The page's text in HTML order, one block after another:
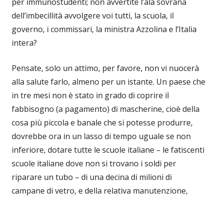
per immunostudenti; non avvertite l’ala sovrana
dell’imbecillità avvolgere voi tutti, la scuola, il
governo, i commissari, la ministra Azzolina e l’Italia
intera?
Pensate, solo un attimo, per favore, non vi nuocerà
alla salute farlo, almeno per un istante. Un paese che
in tre mesi non è stato in grado di coprire il
fabbisogno (a pagamento) di mascherine, cioè della
cosa più piccola e banale che si potesse produrre,
dovrebbe ora in un lasso di tempo uguale se non
inferiore, dotare tutte le scuole italiane – le fatiscenti
scuole italiane dove non si trovano i soldi per
riparare un tubo – di una decina di milioni di
campane di vetro, e della relativa manutenzione,